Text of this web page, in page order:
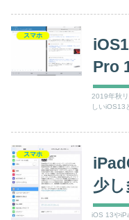
スマホ
Pro
2019年秋
しいiOS13
スマホ
少
iOS 13や